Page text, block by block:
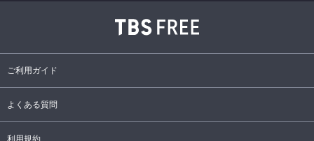
ご利用ガイド
よくある質問